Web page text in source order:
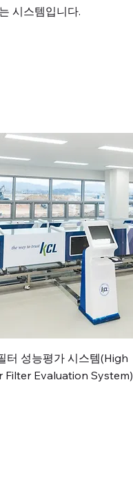
시스템입니다.
터 성능평가 시스템(High
Filter Evaluation System)